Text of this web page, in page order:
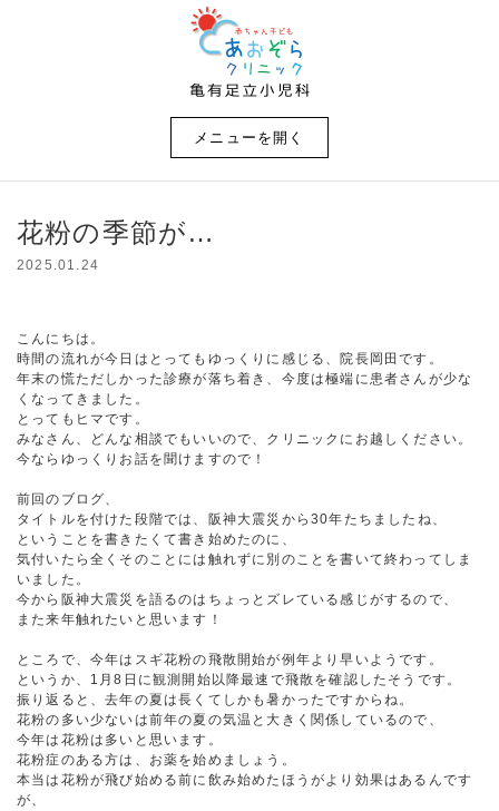
メニューを開く
花粉の季節が…
2025.01.24
こんにちは。
時間の流れが今日はとってもゆっくりに感じる、院長岡田です。
年末の慌ただしかった診療が落ち着き、今度は極端に患者さんが少な
くなってきました。
とってもヒマです。
みなさん、どんな相談でもいいので、クリニックにお越しください。
今ならゆっくりお話を聞けますので！
前回のブログ、
タイトルを付けた段階では、阪神大震災から30年たちましたね、
ということを書きたくて書き始めたのに、
気付いたら全くそのことには触れずに別のことを書いて終わってしま
いました。
今から阪神大震災を語るのはちょっとズレている感じがするので、
また来年触れたいと思います！
ところで、今年はスギ花粉の飛散開始が例年より早いようです。
というか、1月8日に観測開始以降最速で飛散を確認したそうです。
振り返ると、去年の夏は長くてしかも暑かったですからね。
花粉の多い少ないは前年の夏の気温と大きく関係しているので、
今年は花粉は多いと思います。
花粉症のある方は、お薬を始めましょう。
本当は花粉が飛び始める前に飲み始めたほうがより効果はあるんです
が、